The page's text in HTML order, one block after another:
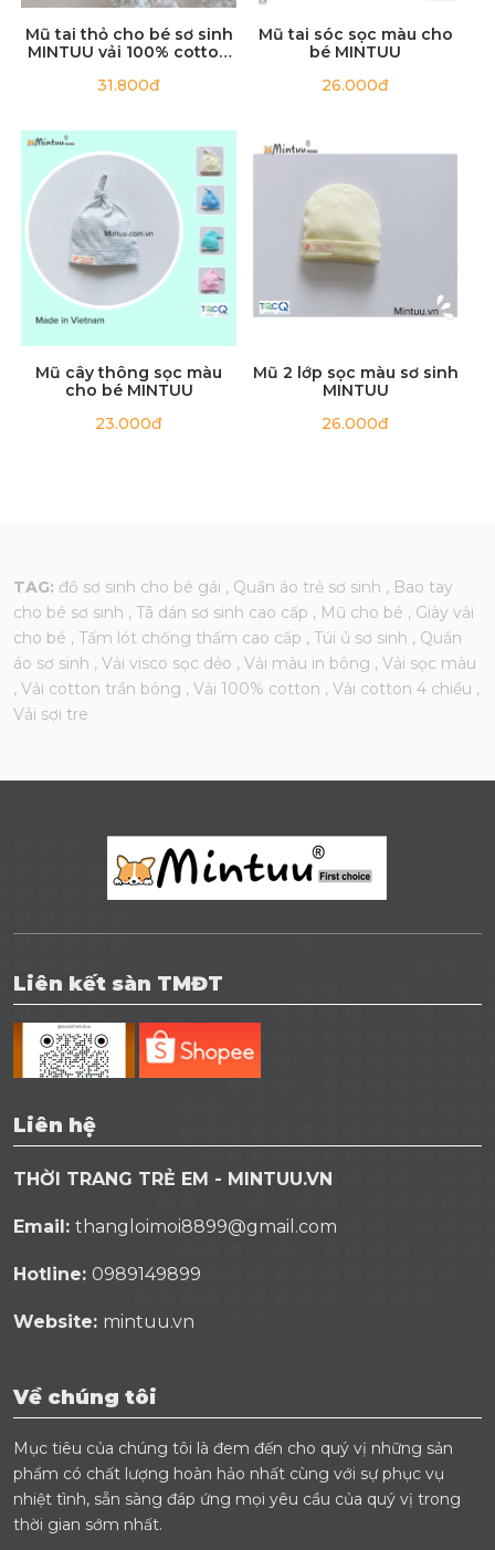
Mũ tai thỏ cho bé sơ sinh
MINTUU vải 100% cotton
31.800đ
Mũ tai sóc sọc màu cho
bé MINTUU
26.000đ
Mũ cây thông sọc màu
cho bé MINTUU
23.000đ
Mũ 2 lớp sọc màu sơ sinh
MINTUU
26.000đ
TAG: đồ sơ sinh cho bé gái , Quần áo trẻ sơ sinh , Bao tay
cho bé sơ sinh , Tã dán sơ sinh cao cấp , Mũ cho bé , Giày vải
cho bé , Tấm lót chống thấm cao cấp , Túi ủ sơ sinh , Quần
áo sơ sinh , Vải visco sọc dẻo , Vải màu in bông , Vải sọc màu
, Vải cotton trần bông , Vải 100% cotton , Vải cotton 4 chiều ,
Vải sợi tre
Liên kết sàn TMĐT
Liên hệ
THỜI TRANG TRẺ EM - MINTUU.VN
Email: thangloimoi8899@gmail.com
Hotline: 0989149899
Website: mintuu.vn
Về chúng tôi
Mục tiêu của chúng tôi là đem đến cho quý vị những sản
phẩm có chất lượng hoàn hảo nhất cùng với sự phục vụ
nhiệt tình, sẵn sàng đáp ứng mọi yêu cầu của quý vị trong
thời gian sớm nhất.